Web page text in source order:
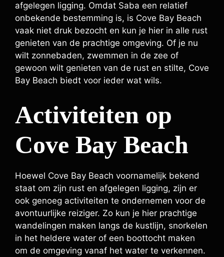
afgelegen ligging. Omdat Saba een relatief
onbekende bestemming is, is Cove Bay Beach
vaak niet druk bezocht en kun je hier in alle rust
genieten van de prachtige omgeving. Of je nu
wilt zonnebaden, zwemmen in de zee of
gewoon wilt genieten van de rust en stilte, Cove
Bay Beach biedt voor ieder wat wils.
Activiteiten op
Cove Bay Beach
Hoewel Cove Bay Beach voornamelijk bekend
staat om zijn rust en afgelegen ligging, zijn er
ook genoeg activiteiten te ondernemen voor de
avontuurlijke reiziger. Zo kun je hier prachtige
wandelingen maken langs de kustlijn, snorkelen
in het heldere water of een boottocht maken
om de omgeving vanaf het water te verkennen.